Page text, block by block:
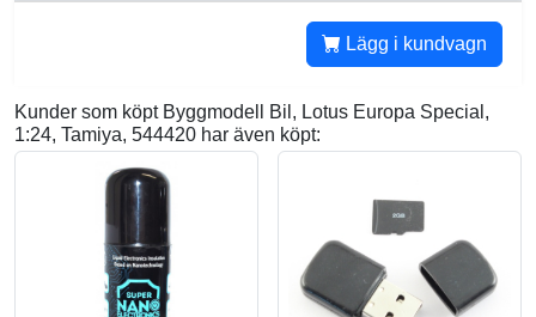
Lägg i kundvagn
Kunder som köpt Byggmodell Bil, Lotus Europa Special,
1:24, Tamiya, 544420 har även köpt: